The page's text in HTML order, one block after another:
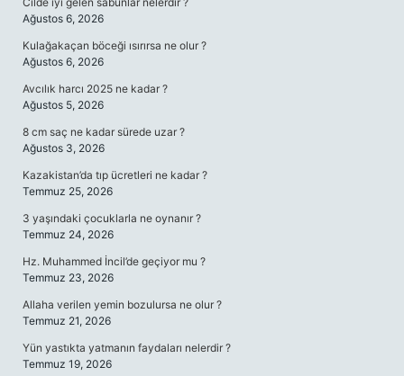
Ağustos 6, 2026
Kulağakaçan böceği ısırırsa ne olur ?
Ağustos 6, 2026
Avcılık harcı 2025 ne kadar ?
Ağustos 5, 2026
8 cm saç ne kadar sürede uzar ?
Ağustos 3, 2026
Kazakistan’da tıp ücretleri ne kadar ?
Temmuz 25, 2026
3 yaşındaki çocuklarla ne oynanır ?
Temmuz 24, 2026
Hz. Muhammed İncil’de geçiyor mu ?
Temmuz 23, 2026
Allaha verilen yemin bozulursa ne olur ?
Temmuz 21, 2026
Yün yastıkta yatmanın faydaları nelerdir ?
Temmuz 19, 2026